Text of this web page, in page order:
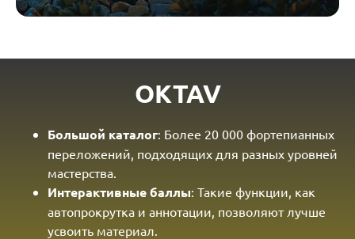
OKTAV
Большой каталог: Более 20 000 фортепианных
переложений, подходящих для разных уровней
мастерства.
Интерактивные баллы: Такие функции, как
автопрокрутка и аннотации, позволяют лучше
усвоить материал.